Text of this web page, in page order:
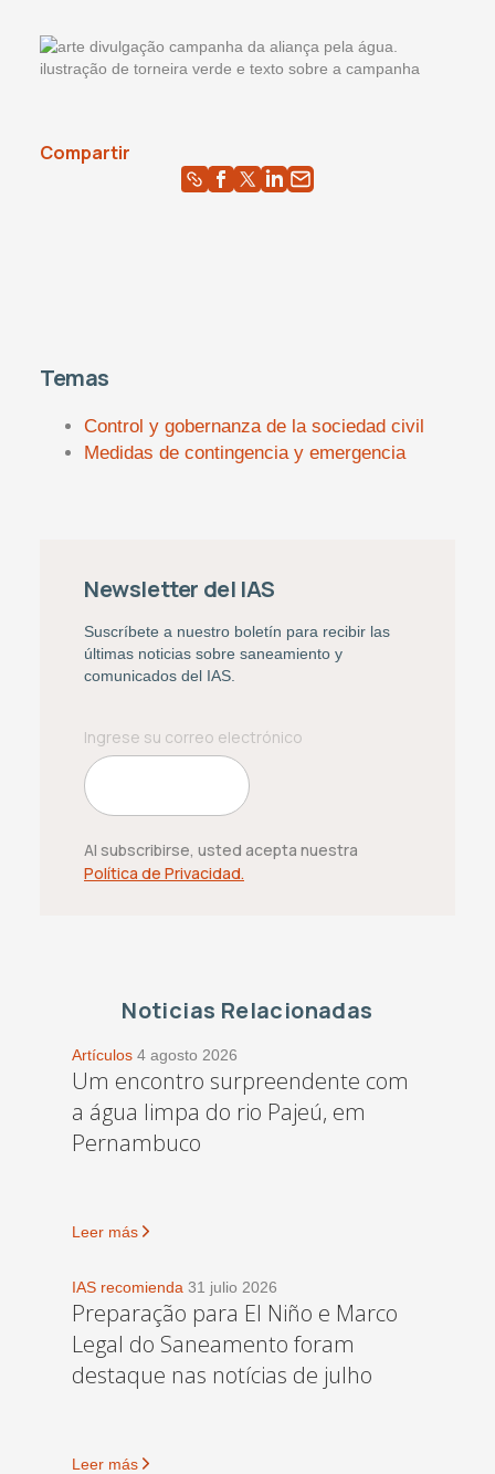
Compartir
Temas
Control y gobernanza de la sociedad civil
Medidas de contingencia y emergencia
Newsletter del IAS
Suscríbete a nuestro boletín para recibir las
últimas noticias sobre saneamiento y
comunicados del IAS.
Al subscribirse, usted acepta nuestra
Política de Privacidad.
Noticias Relacionadas
Artículos 4 agosto 2026
Um encontro surpreendente com
a água limpa do rio Pajeú, em
Pernambuco
Leer más
IAS recomienda 31 julio 2026
Preparação para El Niño e Marco
Legal do Saneamento foram
destaque nas notícias de julho
Leer más